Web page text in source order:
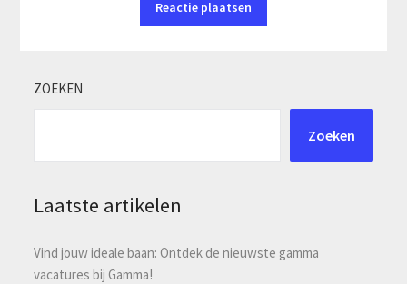
ZOEKEN
Zoeken
Laatste artikelen
Vind jouw ideale baan: Ontdek de nieuwste gamma
vacatures bij Gamma!